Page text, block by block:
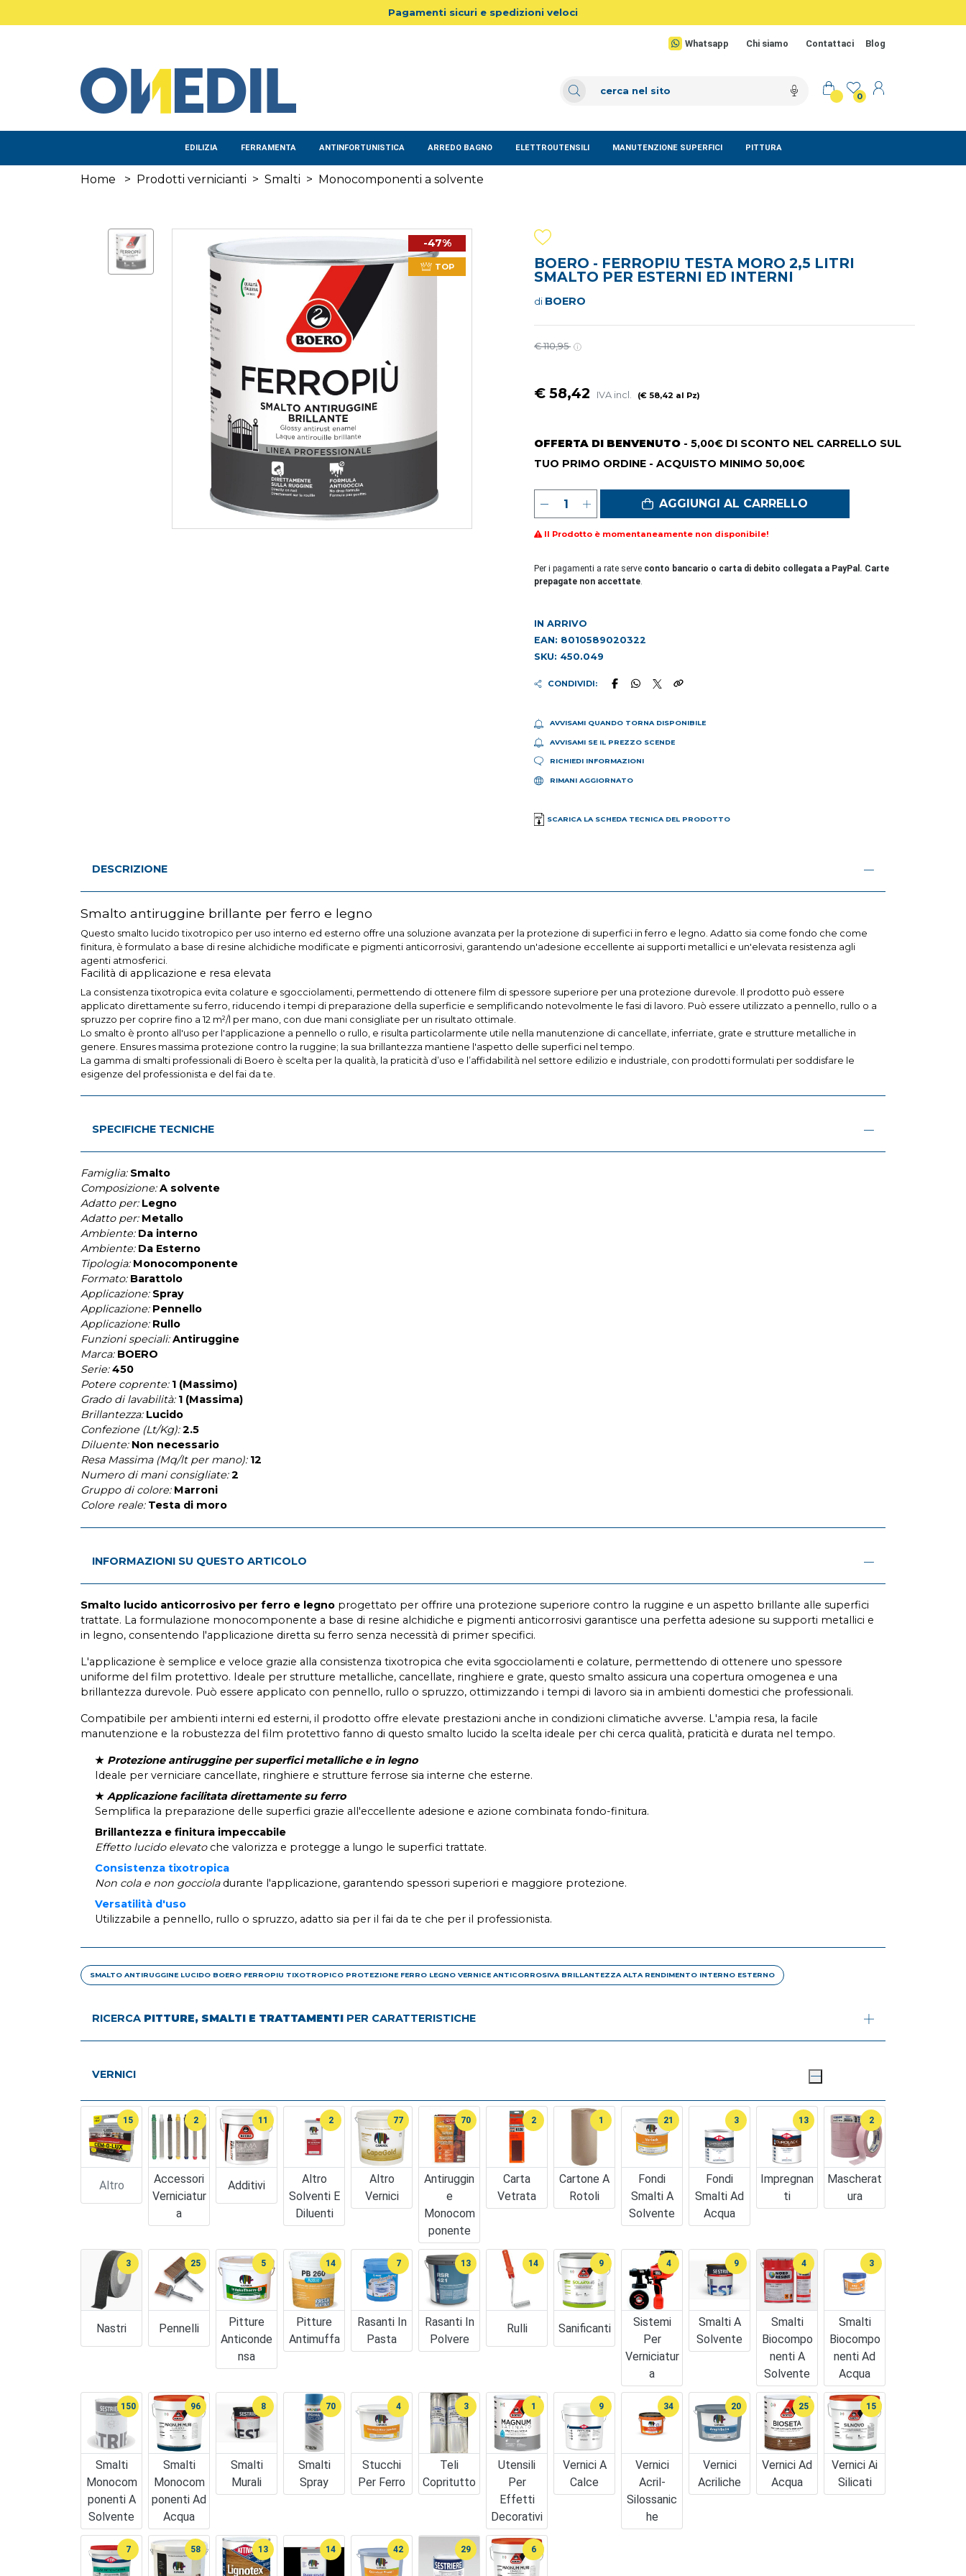
Pagamenti sicuri e spedizioni veloci
Whatsapp Chi siamo Contattaci Blog
0
EDILIZIA FERRAMENTA ANTINFORTUNISTICA ARREDO BAGNO ELETTROUTENSILI MANUTENZIONE SUPERFICI PITTURA
Home > Prodotti vernicianti > Smalti > Monocomponenti a solvente
-47%
TOP BOERO - FERROPIU TESTA MORO 2,5 LITRI
SMALTO PER ESTERNI ED INTERNI
di BOERO
€ 110,95
€ 58,42 IVA incl. (€ 58,42 al Pz)
OFFERTA DI BENVENUTO - 5,00€ DI SCONTO NEL CARRELLO SUL
TUO PRIMO ORDINE - ACQUISTO MINIMO 50,00€
AGGIUNGI AL CARRELLO
Il Prodotto è momentaneamente non disponibile!
Per i pagamenti a rate serve conto bancario o carta di debito collegata a PayPal. Carte
prepagate non accettate.
IN ARRIVO
EAN: 8010589020322
SKU: 450.049
CONDIVIDI:
AVVISAMI QUANDO TORNA DISPONIBILE
AVVISAMI SE IL PREZZO SCENDE
RICHIEDI INFORMAZIONI
RIMANI AGGIORNATO
SCARICA LA SCHEDA TECNICA DEL PRODOTTO
DESCRIZIONE
Smalto antiruggine brillante per ferro e legno
Questo smalto lucido tixotropico per uso interno ed esterno offre una soluzione avanzata per la protezione di superfici in ferro e legno. Adatto sia come fondo che come
finitura, è formulato a base di resine alchidiche modificate e pigmenti anticorrosivi, garantendo un'adesione eccellente ai supporti metallici e un'elevata resistenza agli
agenti atmosferici.
Facilità di applicazione e resa elevata
La consistenza tixotropica evita colature e sgocciolamenti, permettendo di ottenere film di spessore superiore per una protezione durevole. Il prodotto può essere
applicato direttamente su ferro, riducendo i tempi di preparazione della superficie e semplificando notevolmente le fasi di lavoro. Può essere utilizzato a pennello, rullo o a
spruzzo per coprire fino a 12 m²/l per mano, con due mani consigliate per un risultato ottimale.
Lo smalto è pronto all'uso per l'applicazione a pennello o rullo, e risulta particolarmente utile nella manutenzione di cancellate, inferriate, grate e strutture metalliche in
genere. Ensures massima protezione contro la ruggine; la sua brillantezza mantiene l'aspetto delle superfici nel tempo.
La gamma di smalti professionali di Boero è scelta per la qualità, la praticità d’uso e l’affidabilità nel settore edilizio e industriale, con prodotti formulati per soddisfare le
esigenze del professionista e del fai da te.
SPECIFICHE TECNICHE
Famiglia: Smalto
Composizione: A solvente
Adatto per: Legno
Adatto per: Metallo
Ambiente: Da interno
Ambiente: Da Esterno
Tipologia: Monocomponente
Formato: Barattolo
Applicazione: Spray
Applicazione: Pennello
Applicazione: Rullo
Funzioni speciali: Antiruggine
Marca: BOERO
Serie: 450
Potere coprente: 1 (Massimo)
Grado di lavabilità: 1 (Massima)
Brillantezza: Lucido
Confezione (Lt/Kg): 2.5
Diluente: Non necessario
Resa Massima (Mq/lt per mano): 12
Numero di mani consigliate: 2
Gruppo di colore: Marroni
Colore reale: Testa di moro
INFORMAZIONI SU QUESTO ARTICOLO
Smalto lucido anticorrosivo per ferro e legno progettato per offrire una protezione superiore contro la ruggine e un aspetto brillante alle superfici
trattate. La formulazione monocomponente a base di resine alchidiche e pigmenti anticorrosivi garantisce una perfetta adesione su supporti metallici e
in legno, consentendo l'applicazione diretta su ferro senza necessità di primer specifici.
L'applicazione è semplice e veloce grazie alla consistenza tixotropica che evita sgocciolamenti e colature, permettendo di ottenere uno spessore
uniforme del film protettivo. Ideale per strutture metalliche, cancellate, ringhiere e grate, questo smalto assicura una copertura omogenea e una
brillantezza durevole. Può essere applicato con pennello, rullo o spruzzo, ottimizzando i tempi di lavoro sia in ambienti domestici che professionali.
Compatibile per ambienti interni ed esterni, il prodotto offre elevate prestazioni anche in condizioni climatiche avverse. L'ampia resa, la facile
manutenzione e la robustezza del film protettivo fanno di questo smalto lucido la scelta ideale per chi cerca qualità, praticità e durata nel tempo.
★ Protezione antiruggine per superfici metalliche e in legno
Ideale per verniciare cancellate, ringhiere e strutture ferrose sia interne che esterne.
★ Applicazione facilitata direttamente su ferro
Semplifica la preparazione delle superfici grazie all'eccellente adesione e azione combinata fondo-finitura.
Brillantezza e finitura impeccabile
Effetto lucido elevatoche valorizza e protegge a lungo le superfici trattate.
Consistenza tixotropica
Non cola e non goccioladurante l'applicazione, garantendo spessori superiori e maggiore protezione.
Versatilità d'uso
Utilizzabile a pennello, rullo o spruzzo, adatto sia per il fai da te che per il professionista.
SMALTO ANTIRUGGINE LUCIDO BOERO FERROPIU TIXOTROPICO PROTEZIONE FERRO LEGNO VERNICE ANTICORROSIVA BRILLANTEZZA ALTA RENDIMENTO INTERNO ESTERNO
RICERCA PITTURE, SMALTI E TRATTAMENTI PER CARATTERISTICHE
VERNICI
Altro
15
Accessori
Verniciatur
A
2
Additivi
11
Altro
Solventi E
Diluenti
2
Altro
Vernici
77
Antiruggin
E
Monocom
Ponente
70
Carta
Vetrata
2
Cartone A
Rotoli
1
Fondi
Smalti A
Solvente
21
Fondi
Smalti Ad
Acqua
3
Impregnan
Ti
13
Mascherat
Ura
2
Nastri
3
Pennelli
25
Pitture
Anticonde
Nsa
5
Pitture
Antimuffa
14
Rasanti In
Pasta
7
Rasanti In
Polvere
13
Rulli
14
Sanificanti
9
Sistemi
Per
Verniciatur
A
4
Smalti A
Solvente
9
Smalti
Biocompo
Nenti A
Solvente
4
Smalti
Biocompo
Nenti Ad
Acqua
3
Smalti
Monocom
Ponenti A
Solvente
150
Smalti
Monocom
Ponenti Ad
Acqua
96
Smalti
Murali
8
Smalti
Spray
70
Stucchi
Per Ferro
4
Teli
Copritutto
3
Utensili
Per
Effetti
Decorativi
1
Vernici A
Calce
9
Vernici
Acril-
Silossanic
He
34
Vernici
Acriliche
20
Vernici Ad
Acqua
25
Vernici Ai
Silicati
15
7 58 13 14 42 29 6